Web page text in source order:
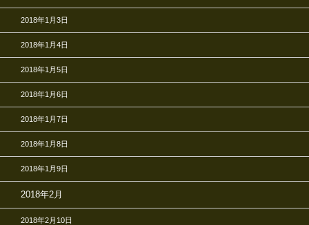
2018年1月3日
2018年1月4日
2018年1月5日
2018年1月6日
2018年1月7日
2018年1月8日
2018年1月9日
2018年2月
2018年2月10日